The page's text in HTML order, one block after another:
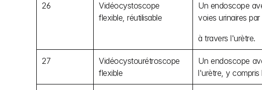
26
Vidéocystoscope
flexible, réutilisable
Un endoscope
voies urinaires
à travers l'urètre.
27
Vidéocystourétroscope
flexible
Un endoscope
l'urètre, y compris